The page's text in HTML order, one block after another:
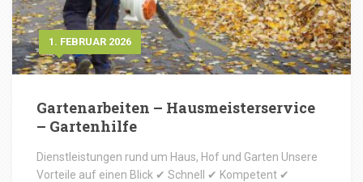
1. FEBRUAR 2026
Gartenarbeiten – Hausmeisterservice
– Gartenhilfe
Dienstleistungen rund um Haus, Hof und Garten Unsere
Vorteile auf einen Blick ✔ Schnell ✔ Kompetent ✔